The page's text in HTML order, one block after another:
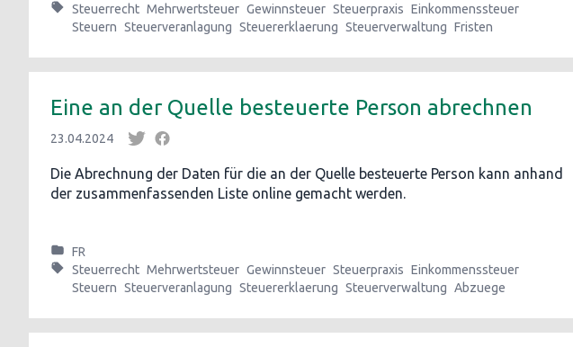
Steuerrecht Mehrwertsteuer Gewinnsteuer Steuerpraxis Einkommenssteuer
Steuern Steuerveranlagung Steuererklaerung Steuerverwaltung Fristen
Eine an der Quelle besteuerte Person abrechnen
23.04.2024
Die Abrechnung der Daten für die an der Quelle besteuerte Person kann anhand
der zusammenfassenden Liste online gemacht werden.
FR
Steuerrecht Mehrwertsteuer Gewinnsteuer Steuerpraxis Einkommenssteuer
Steuern Steuerveranlagung Steuererklaerung Steuerverwaltung Abzuege